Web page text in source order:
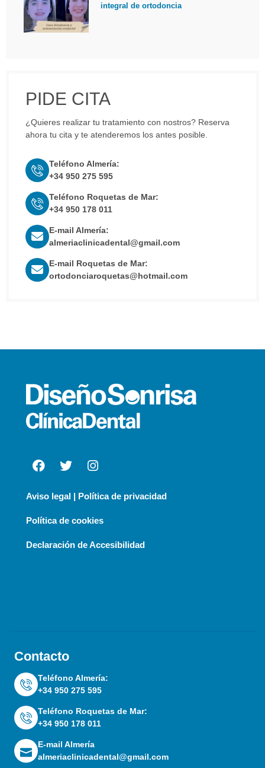
integral de ortodoncia
PIDE CITA
¿Quieres realizar tu tratamiento con nostros? Reserva
ahora tu cita y te atenderemos los antes posible.
Teléfono Almería:
+34 950 275 595
Teléfono Roquetas de Mar:
+34 950 178 011
E-mail Almería:
almeriaclinicadental@gmail.com
E-mail Roquetas de Mar:
ortodonciaroquetas@hotmail.com
Contacto
Teléfono Almería:
+34 950 275 595
Teléfono Roquetas de Mar:
+34 950 178 011
E-mail Almería
almeriaclinicadental@gmail.com
Aviso legal | Política de privacidad
Política de cookies
Declaración de Accesibilidad